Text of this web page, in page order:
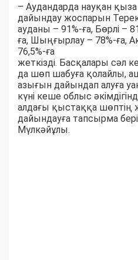
– Аудандарда науқан
дайындау жоспарын
ауданы – 91%-ға, Бөрлі –
ға, Шыңғырлау – 78%-ға,
76,5%-ға
жеткізді. Басқалары сәл
да шөп шабуға қолайлы,
азығын дайындап алуға
күні кеше облыс
алдағы қыстаққа
дайындауға тапсырма
Мүлкәйұлы.